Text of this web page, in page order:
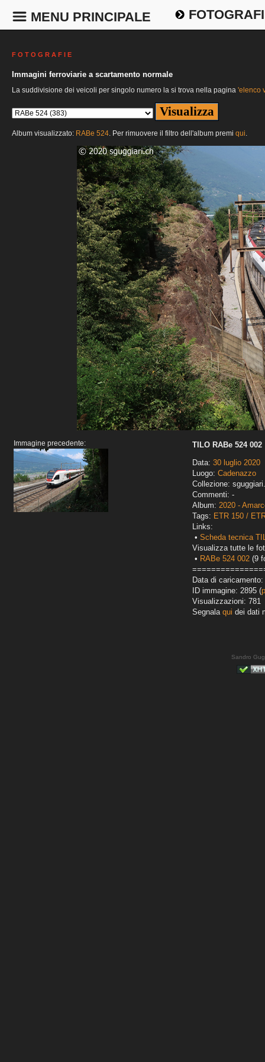
MENU PRINCIPALE
F O T O G R A F I E
Immagini ferroviarie a scartamento normale
La suddivisione dei veicoli per singolo numero la si trova nella pagina 'elenco
Album visualizzato: RABe 524. Per rimuovere il filtro dell'album premi qui.
Immagine precedente:
TILO RABe 524 002
Data: 30 luglio 2020
Luogo: Cadenazzo
Collezione:
Commenti: -
Album: 2020 -
Tags: ETR 150 /
Links:
• Scheda tecnica
Visualizza tutte le
• RABe 524 002 (9
Data di
ID immagine: 2895 (
Visualizzazioni: 781
Segnala qui dei dati
Sandro